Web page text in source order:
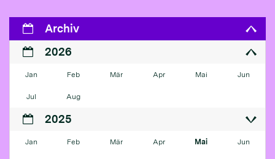
Archiv
2026
Jan Feb Mär Apr Mai Jun
Jul Aug
2025
Jan Feb Mär Apr Mai Jun